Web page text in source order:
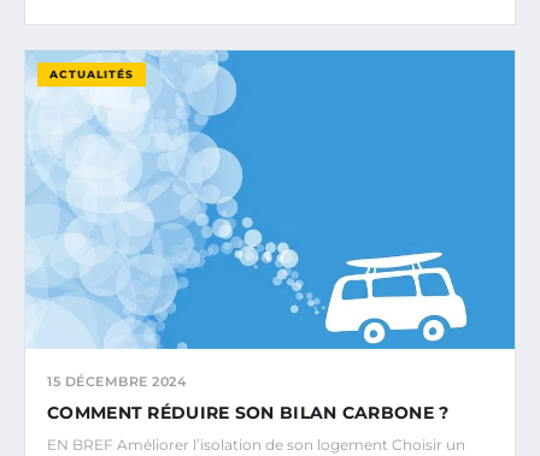
ACTUALITÉS
15 DÉCEMBRE 2024
COMMENT RÉDUIRE SON BILAN CARBONE ?
EN BREF Améliorer l’isolation de son logement Choisir un